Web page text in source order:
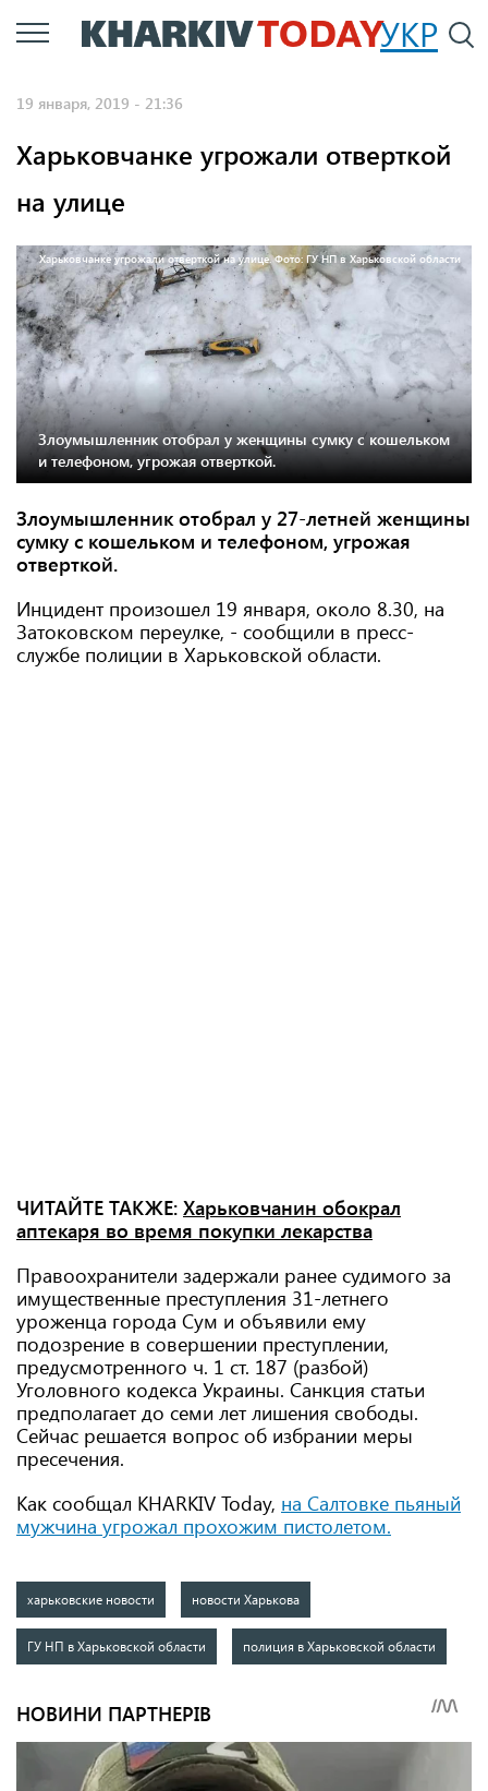
Перейти
к
УКР
19 января, 2019 - 21:36
Харьковчанке угрожали отверткой
на улице
Харьковчанке угрожали отверткой на улице. Фото: ГУ НП в Харьковской области
Злоумышленник отобрал у женщины сумку с кошельком
и телефоном, угрожая отверткой.
Злоумышленник отобрал у 27-летней женщины
сумку с кошельком и телефоном, угрожая
отверткой.
Инцидент произошел 19 января, около 8.30, на
Затоковском переулке, - сообщили в пресс-
службе полиции в Харьковской области.
ЧИТАЙТЕ ТАКЖЕ: Харьковчанин обокрал
аптекаря во время покупки лекарства
Правоохранители задержали ранее судимого за
имущественные преступления 31-летнего
уроженца города Сум и объявили ему
подозрение в совершении преступлении,
предусмотренного ч. 1 ст. 187 (разбой)
Уголовного кодекса Украины. Санкция статьи
предполагает до семи лет лишения свободы.
Сейчас решается вопрос об избрании меры
пресечения.
Как сообщал KHARKIV Today, на Салтовке пьяный
мужчина угрожал прохожим пистолетом.
харьковские новости новости Харькова
ГУ НП в Харьковской области полиция в Харьковской области